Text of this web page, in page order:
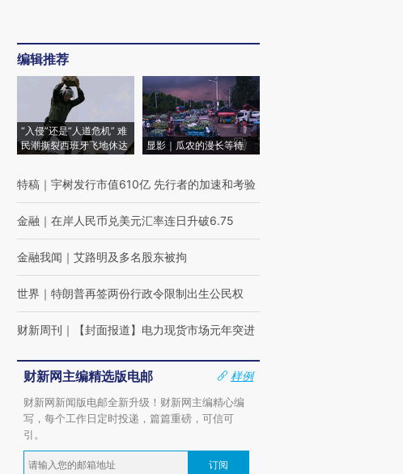
编辑推荐
“入侵”还是“人道危机” 难
民潮撕裂西班牙飞地休达
显影｜瓜农的漫长等待
特稿 ｜ 宇树发行市值610亿 先行者的加速和考验
金融 ｜ 在岸人民币兑美元汇率连日升破6.75
金融我闻 ｜ 艾路明及多名股东被拘
世界 ｜ 特朗普再签两份行政令限制出生公民权
财新周刊 ｜ 【封面报道】电力现货市场元年突进
财新网主编精选版电邮
样例
财新网新闻版电邮全新升级！财新网主编精心编
写，每个工作日定时投递，篇篇重磅，可信可
引。
订阅